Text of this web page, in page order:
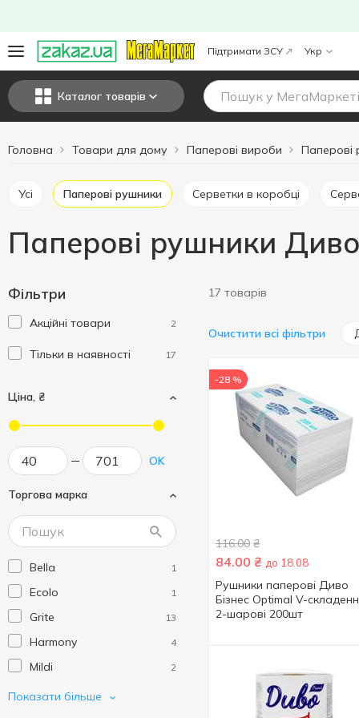
Підтримати ЗСУ Укр
Каталог товарів
Головна Товари для дому Паперові вироби Паперові
Усі Паперові рушники Серветки в коробці
Паперові рушники Диво
Фільтри
Акційні товари 2
Тільки в наявності 17
Ціна, ₴
OK
Торгова марка
Bella 1
Ecolo 1
Grite 13
Harmony 4
Mildi 2
Ruta
Показати більше
17 товарів
Очистити всі фільтри
-28 %
116.00 ₴
84.00 ₴ до 18.08
Рушники паперові Диво
Бізнес Optimal V-
2-шарові 200шт